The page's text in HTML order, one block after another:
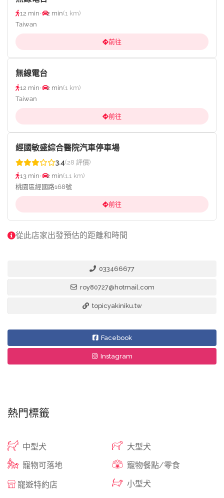
12 min• 2 min(1 km)
Taiwan
前往
無線電台
12 min• 2 min(1 km)
Taiwan
前往
經國敏盛綜合醫院汽車停車場
3.4(28 評價)
13 min• 2 min(1.1 km)
桃園區經國路168號
前往
從此店家出發預估的距離和時間
033466677
roy80727@hotmail.com
topicyakiniku.tw
Facebook
Instagram
熱門標籤
中型犬
大型犬
寵物可落地
寵物餐點/零食
寵遊特約店 小型犬